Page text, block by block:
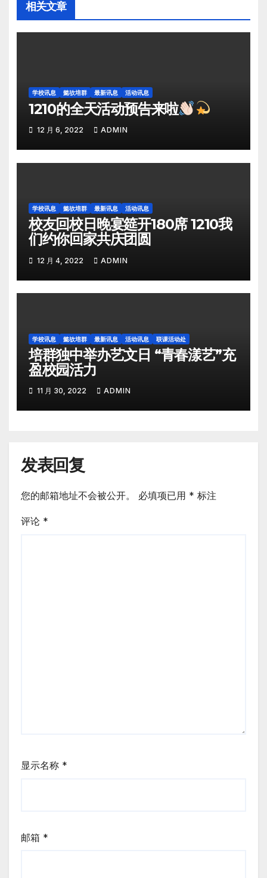
相关文章
学校讯息 懿欤培群 最新讯息 活动讯息
1210的全天活动预告来啦
12 月 6, 2022 ADMIN
学校讯息 懿欤培群 最新讯息 活动讯息
校友回校日晚宴筵开180席 1210我
们约你回家共庆团圆
12 月 4, 2022 ADMIN
学校讯息 懿欤培群 最新讯息 活动讯息 联课活动处
培群独中举办艺文日 “青春漾艺”充
盈校园活力
11 月 30, 2022 ADMIN
发表回复
您的邮箱地址不会被公开。 必填项已用 * 标注
评论 *
显示名称 *
邮箱 *